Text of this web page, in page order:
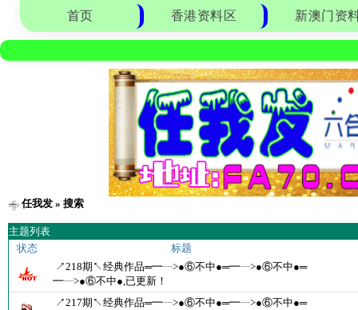
首页 香港资料区 新澳门资
任我发» 搜索
主题列表
状态
标题
↗218期↖经典作品═━┈>●⑥不中●═━┈>●⑥不中●═
━┈>●⑥不中●,已更新！
↗217期↖经典作品═━┈>●⑥不中●═━┈>●⑥不中●═